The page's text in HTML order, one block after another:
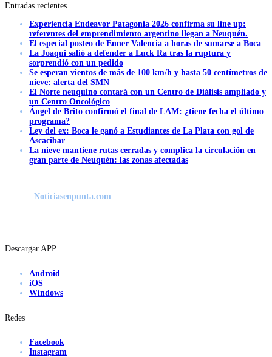
Entradas recientes
Experiencia Endeavor Patagonia 2026 confirma su line up:
referentes del emprendimiento argentino llegan a Neuquén.
El especial posteo de Enner Valencia a horas de sumarse a Boca
La Joaqui salió a defender a Luck Ra tras la ruptura y
sorprendió con un pedido
Se esperan vientos de más de 100 km/h y hasta 50 centímetros de
nieve: alerta del SMN
El Norte neuquino contará con un Centro de Diálisis ampliado y
un Centro Oncológico
Ángel de Brito confirmó el final de LAM: ¿tiene fecha el último
programa?
Ley del ex: Boca le ganó a Estudiantes de La Plata con gol de
Ascacibar
La nieve mantiene rutas cerradas y complica la circulación en
gran parte de Neuquén: las zonas afectadas
Noticiasenpunta.com
Descargar APP
Android
iOS
Windows
Redes
Facebook
Instagram